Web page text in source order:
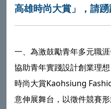
高雄時尚大賞」，請踴
一、為激鼓勵青年多元職
協助青年實踐設計創業理
時尚大賞Kaohsiung
意伸展舞台，以徵件競賽形